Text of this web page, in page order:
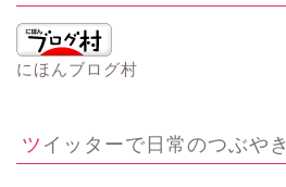
にほんブログ村
ツイッターで日常のつぶやき